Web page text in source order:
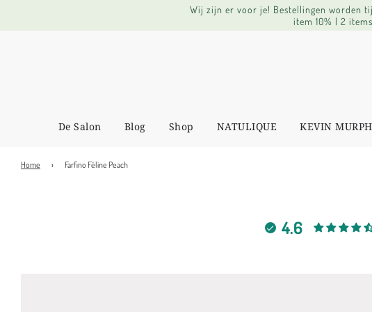
Wij zijn er voor je! Bestellingen worden
item 10% | 2
De Salon Blog Shop NATULIQUE KEVIN
Home › Farfino Féline Peach
4.6